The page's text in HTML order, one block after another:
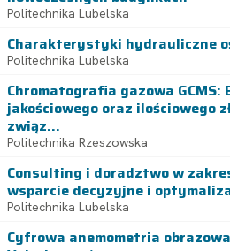
Politechnika Lubelska
Charakterystyki hydrauliczne
Politechnika Lubelska
Chromatografia gazowa GCMS:
jakościowego oraz ilościowego
związ...
Politechnika Rzeszowska
Consulting i doradztwo w
wsparcie decyzyjne i
Politechnika Lubelska
Cyfrowa anemometria